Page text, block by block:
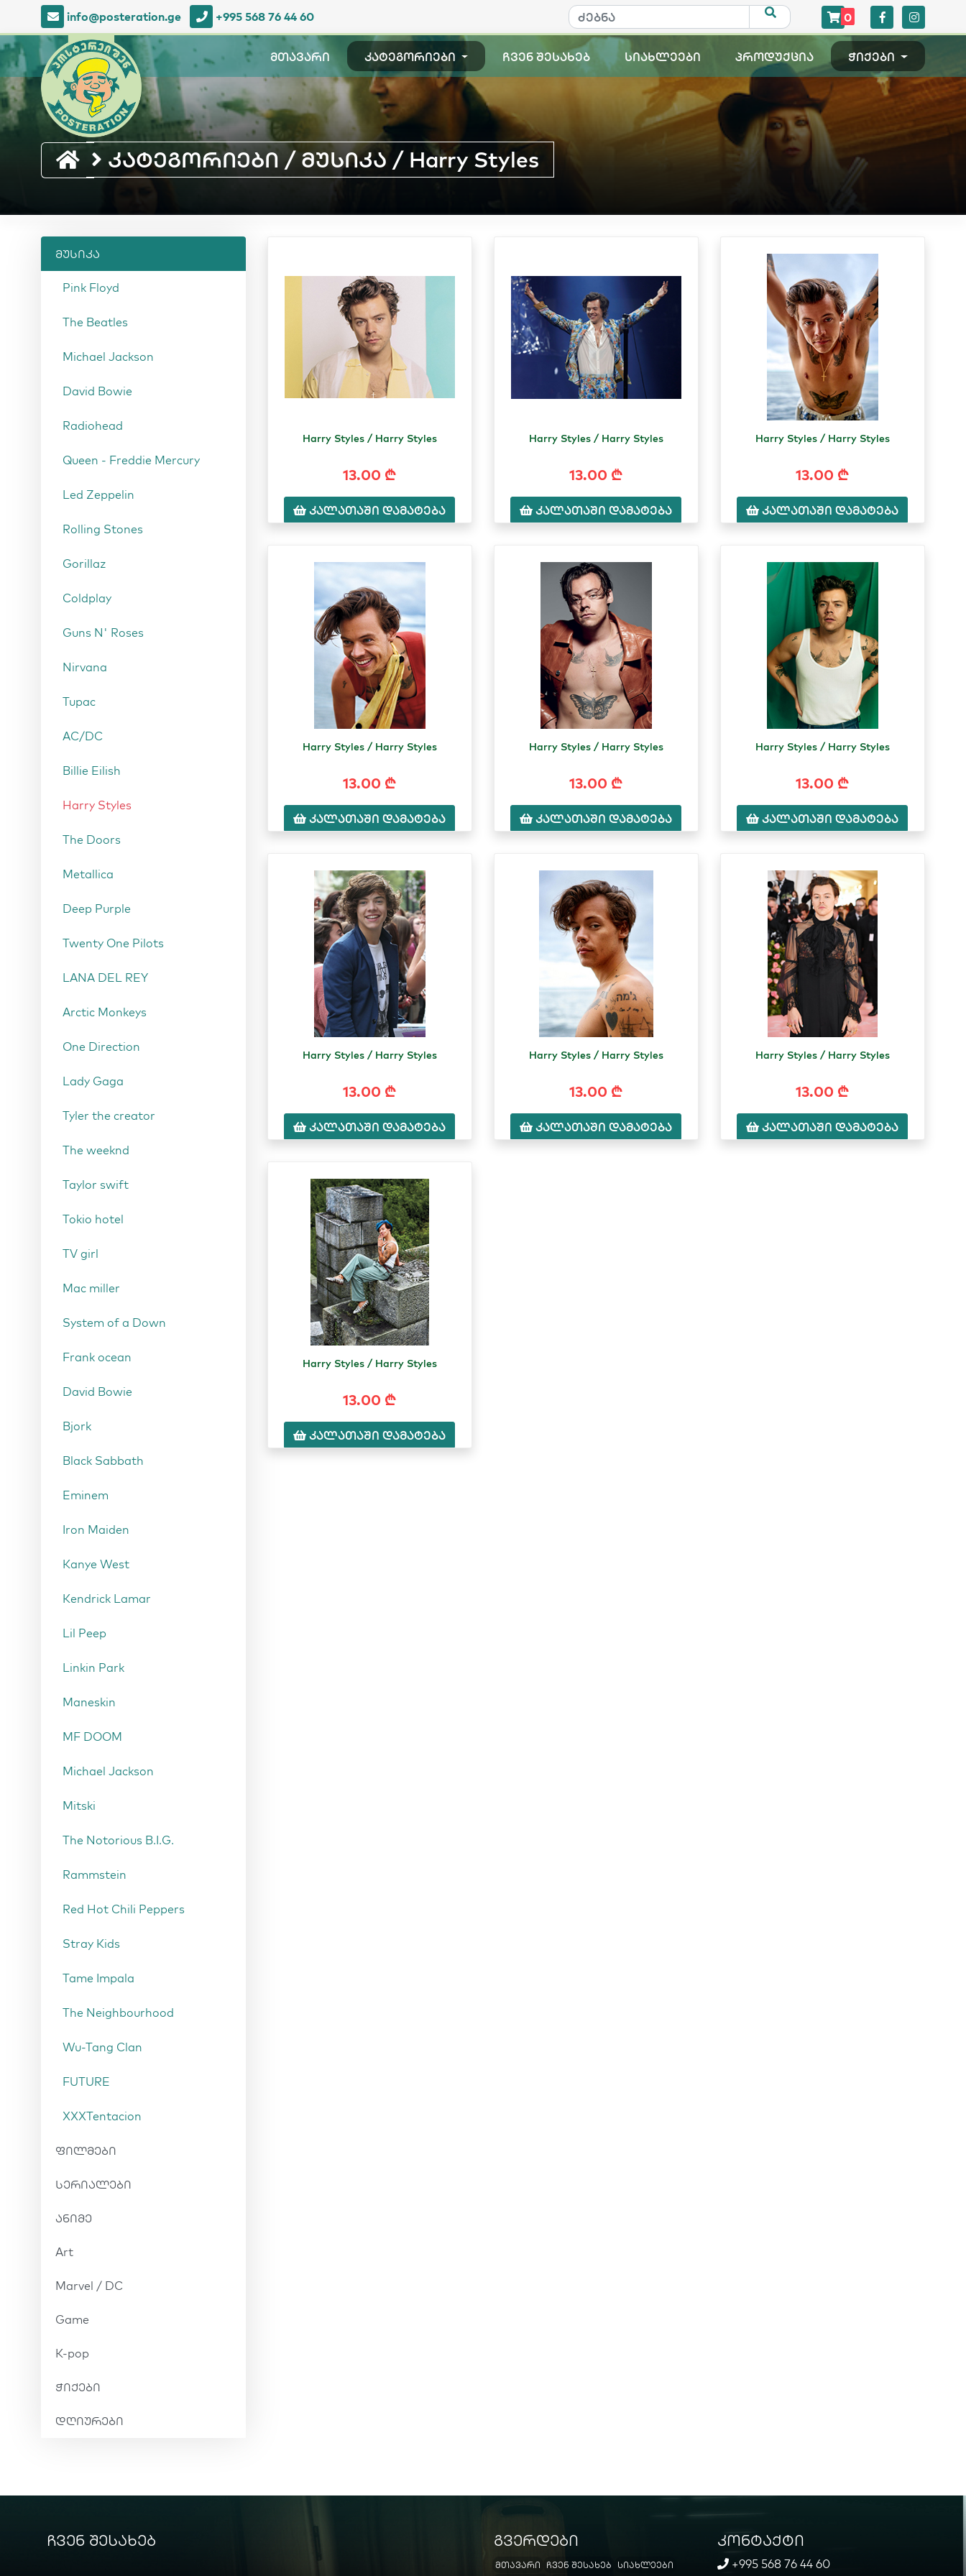
info@posteration.ge +995 568 76 44 60 0
მთავარი კატეგორიები ჩვენ შესახებ სიახლეები პროდუქცია ჭიქები
კატეგორიები / მუსიკა / Harry Styles
მუსიკა
Pink Floyd
The Beatles
Michael Jackson
David Bowie
Radiohead
Queen - Freddie Mercury
Led Zeppelin
Rolling Stones
Gorillaz
Coldplay
Guns N' Roses
Nirvana
Tupac
AC/DC
Billie Eilish
Harry Styles
The Doors
Metallica
Deep Purple
Twenty One Pilots
LANA DEL REY
Arctic Monkeys
One Direction
Lady Gaga
Tyler the creator
The weeknd
Taylor swift
Tokio hotel
TV girl
Mac miller
System of a Down
Frank ocean
David Bowie
Bjork
Black Sabbath
Eminem
Iron Maiden
Kanye West
Kendrick Lamar
Lil Peep
Linkin Park
Maneskin
MF DOOM
Michael Jackson
Mitski
The Notorious B.I.G.
Rammstein
Red Hot Chili Peppers
Stray Kids
Tame Impala
The Neighbourhood
Wu-Tang Clan
FUTURE
XXXTentacion
ფილმები
სერიალები
ანიმე
Art
Marvel / DC
Game
K-pop
ჭიქები
დღიურები
Harry Styles / Harry Styles
13.00 ₾
კალათაში დამატება
Harry Styles / Harry Styles
13.00 ₾
კალათაში დამატება
Harry Styles / Harry Styles
13.00 ₾
კალათაში დამატება
Harry Styles / Harry Styles
13.00 ₾
კალათაში დამატება
Harry Styles / Harry Styles
13.00 ₾
კალათაში დამატება
Harry Styles / Harry Styles
13.00 ₾
კალათაში დამატება
Harry Styles / Harry Styles
13.00 ₾
კალათაში დამატება
Harry Styles / Harry Styles
13.00 ₾
კალათაში დამატება
Harry Styles / Harry Styles
13.00 ₾
კალათაში დამატება
Harry Styles / Harry Styles
13.00 ₾
კალათაში დამატება
ჩვენ შესახებ გვერდები
მთავარი ჩვენ შესახებ სიახლეები
კონტაქტი
+995 568 76 44 60